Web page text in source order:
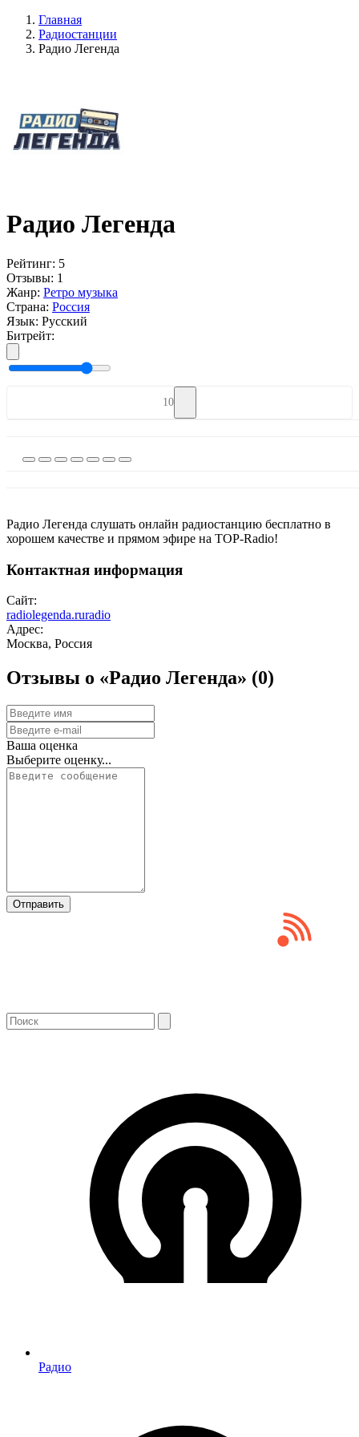
Главная
Радиостанции
Радио Легенда
Радио Легенда
Рейтинг: 5
Отзывы: 1
Жанр: Ретро музыка
Страна: Россия
Язык: Русский
Битрейт:
10
Радио Легенда слушать онлайн радиостанцию бесплатно в
хорошем качестве и прямом эфире на TOP-Radio!
Контактная информация
Сайт:
radiolegenda.ruradio
Адрес:
Москва, Россия
Отзывы о «Радио Легенда» (0)
Ваша оценка
Выберите оценку...
Отправить
Радио